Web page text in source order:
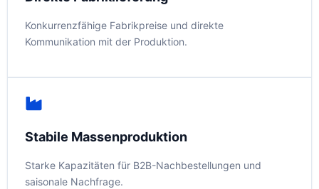
Konkurrenzfähige Fabrikpreise und direkte
Kommunikation mit der Produktion.
Stabile Massenproduktion
Starke Kapazitäten für B2B-Nachbestellungen und
saisonale Nachfrage.